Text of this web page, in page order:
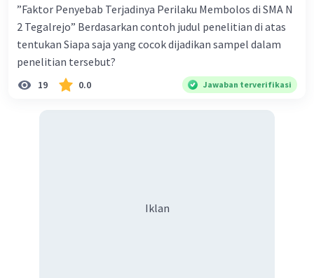
”Faktor Penyebab Terjadinya Perilaku Membolos di SMA N
2 Tegalrejo” Berdasarkan contoh judul penelitian di atas
tentukan Siapa saja yang cocok dijadikan sampel dalam
penelitian tersebut?
19 0.0 Jawaban terverifikasi
Iklan